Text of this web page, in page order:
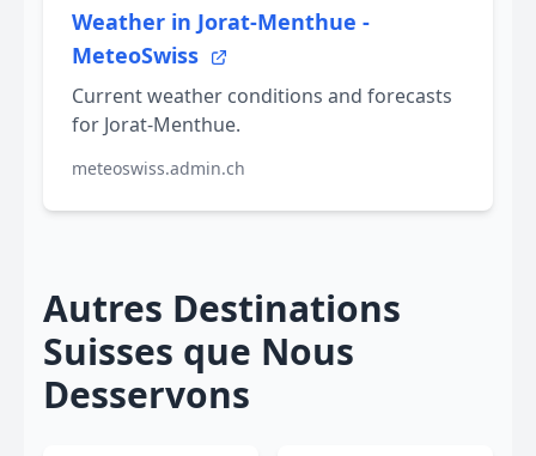
Weather in Jorat-Menthue -
MeteoSwiss
Current weather conditions and forecasts
for Jorat-Menthue.
meteoswiss.admin.ch
Autres Destinations
Suisses que Nous
Desservons